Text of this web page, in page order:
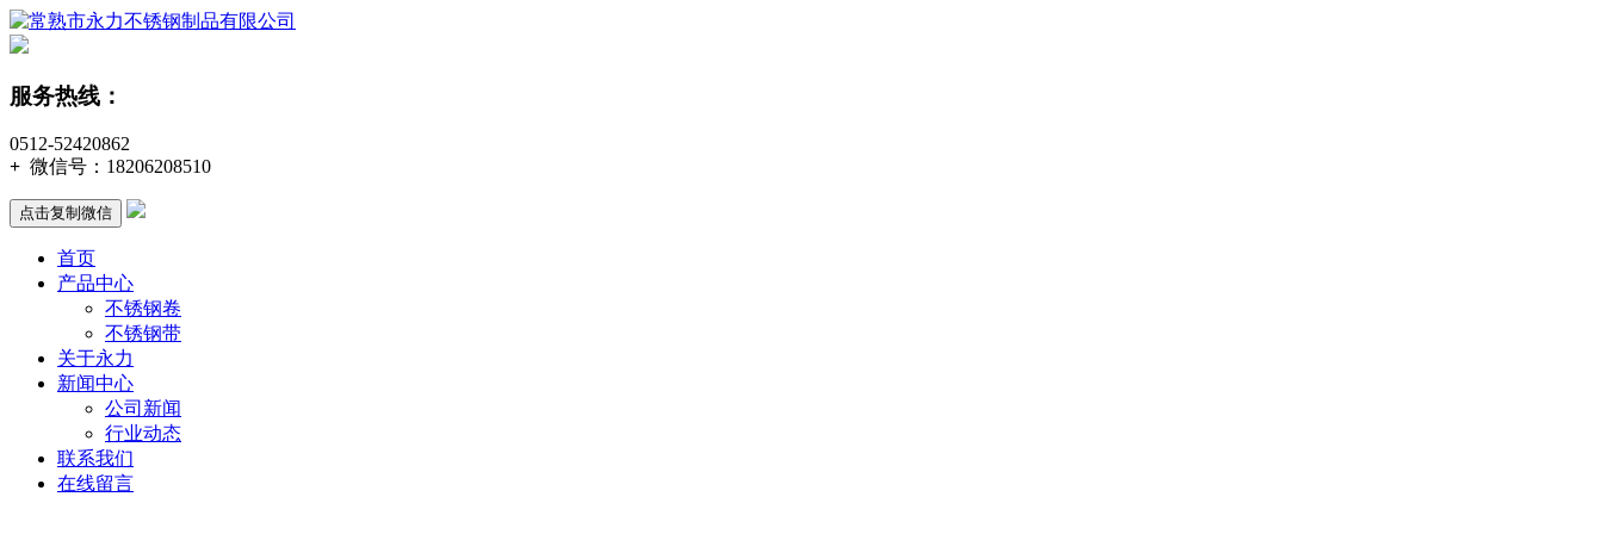
服务热线：
0512-52420862
+ 微信号： 18206208510
点击复制微信
首页
产品中心
不锈钢卷
不锈钢带
关于永力
新闻中心
公司新闻
行业动态
联系我们
在线留言